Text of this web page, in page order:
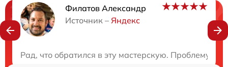
Филатов Александр
Источник – Яндекс
Рад, что обратился в эту мастерскую. Проблему
Нужна консультация?